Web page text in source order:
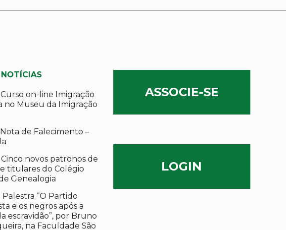
Curso on-line Imigração
no Museu da Imigração
Nota de Falecimento –
Cinco novos patronos de
titulares do Colégio
Genealogia
Palestra “O Partido
e os negros após a
escravidão”, por Bruno
na Faculdade São
ASSOCIE-SE
LOGIN